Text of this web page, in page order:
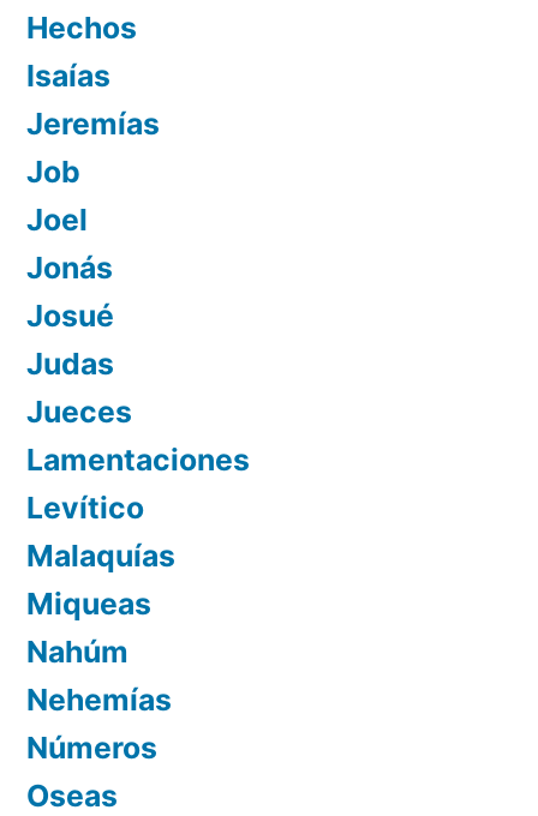
Hechos
Isaías
Jeremías
Job
Joel
Jonás
Josué
Judas
Jueces
Lamentaciones
Levítico
Malaquías
Miqueas
Nahúm
Nehemías
Números
Oseas